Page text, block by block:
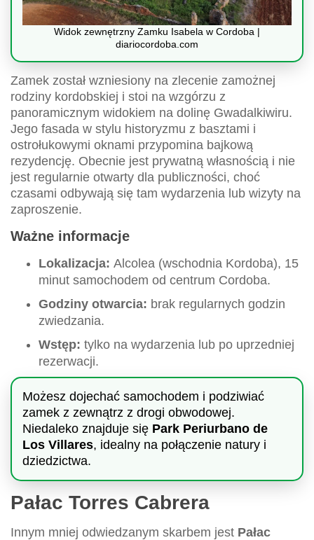
Widok zewnętrzny Zamku Isabela w Cordoba |
diariocordoba.com
Zamek został wzniesiony na zlecenie zamożnej
rodziny kordobskiej i stoi na wzgórzu z
panoramicznym widokiem na dolinę Gwadalkiwiru.
Jego fasada w stylu historyzmu z basztami i
ostrołukowymi oknami przypomina bajkową
rezydencję. Obecnie jest prywatną własnością i nie
jest regularnie otwarty dla publiczności, choć
czasami odbywają się tam wydarzenia lub wizyty na
zaproszenie.
Ważne informacje
Lokalizacja: Alcolea (wschodnia Kordoba), 15
minut samochodem od centrum Cordoba.
Godziny otwarcia: brak regularnych godzin
zwiedzania.
Wstęp: tylko na wydarzenia lub po uprzedniej
rezerwacji.
Możesz dojechać samochodem i podziwiać
zamek z zewnątrz z drogi obwodowej.
Niedaleko znajduje się Park Periurbano de
Los Villares, idealny na połączenie natury i
dziedzictwa.
Pałac Torres Cabrera
Innym mniej odwiedzanym skarbem jest Pałac